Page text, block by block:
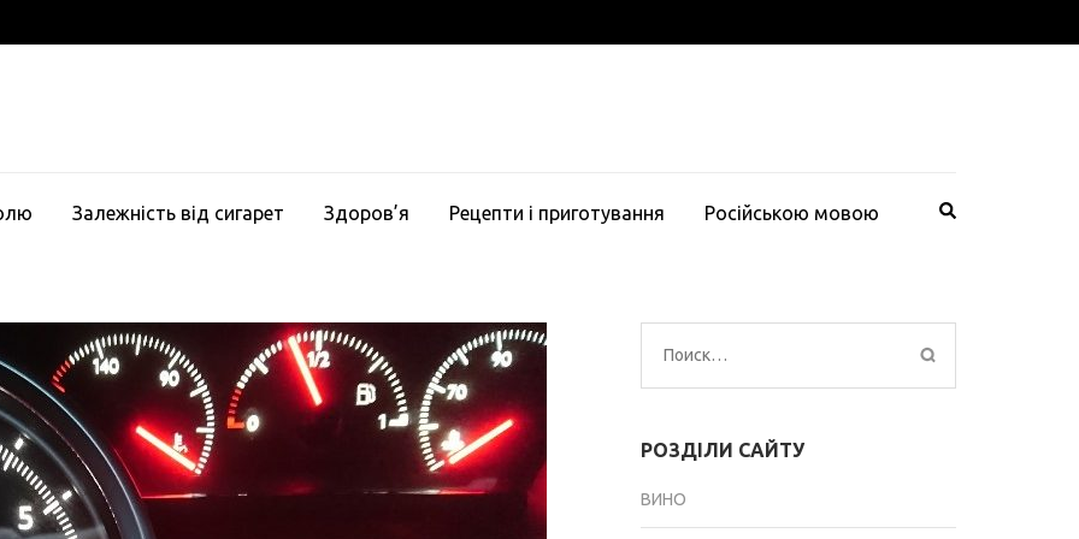
Залежність від сигарет Здоров’я Рецепти і приготування Російською мовою
Найти:
РОЗДІЛИ САЙТУ
ВИНО